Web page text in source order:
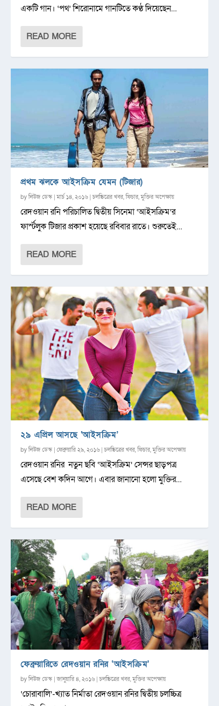
একটি গান। ‘পথ’ শিরোনামে গানটিতে কণ্ঠ দিয়েছেন...
READ MORE
প্রথম ঝলকে আইসক্রিম যেমন (টিজার)
byনিউজ ডেস্ক |মার্চ ১৪, ২০১৬ |চলচ্চিত্রের খবর,ফিচার,মুক্তির অপেক্ষায়
রেদওয়ান রনি পরিচালিত দ্বিতীয় সিনেমা ‘আইসক্রিম’র
ফার্স্টলুক টিজার প্রকাশ হয়েছে রবিবার রাতে। শুরুতেই...
READ MORE
২৯ এপ্রিল আসছে ‘আইসক্রিম’
byনিউজ ডেস্ক |ফেব্রুয়ারি ২৯, ২০১৬ |চলচ্চিত্রের খবর,ফিচার,মুক্তির অপেক্ষায়
রেদওয়ান রনির নতুন ছবি ‘আইসক্রিম’ সেন্সর ছাড়পত্র
এসেছে বেশ কদিন আগে। এবার জানানো হলো মুক্তির...
READ MORE
ফেব্রুয়ারিতে রেদওয়ান রনির ‘আইসক্রিম’
byনিউজ ডেস্ক |জানুয়ারি ৪, ২০১৬ |চলচ্চিত্রের খবর,মুক্তির অপেক্ষায়
‘চোরাবালি’-খ্যাত নির্মাতা রেদওয়ান রনির দ্বিতীয় চলচ্চিত্র